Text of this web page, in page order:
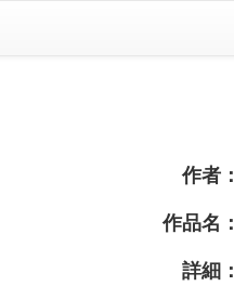
作者：
作品名：
詳細：